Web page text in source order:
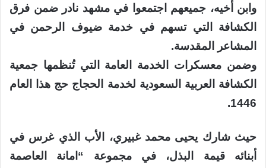
وابن أخيه، جميعهم اجتمعوا في مشهد نادر ضمن فرق
الكشافة التي تسهم في خدمة ضيوف الرحمن في
المشاعر المقدسة.
وضمن معسكرات الخدمة العامة التي تُنظمها جمعية
الكشافة العربية السعودية لخدمة الحجاج حج هذا العام
1446.
حيث شارك يحيى محمد غبيري، الأب الذي غرس في
أبنائه قيمة البذل، في مجموعة “امانة العاصمة